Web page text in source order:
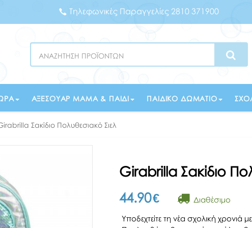
Τηλεφωνικές Παραγγελίες 2810 371900
ΑΞΕΣΟΥΆΡ ΜΑΜΆ & ΠΑΙΔΊ ΠΑΙΔΙΚΌ ΔΩΜΆΤΙΟ
Σακίδιο Πολυθεσιακό Σιελ
Girabrilla Σακίδιο
44.90€ Διαθέσιμο
Υποδεχτείτε τη νέα σχολική